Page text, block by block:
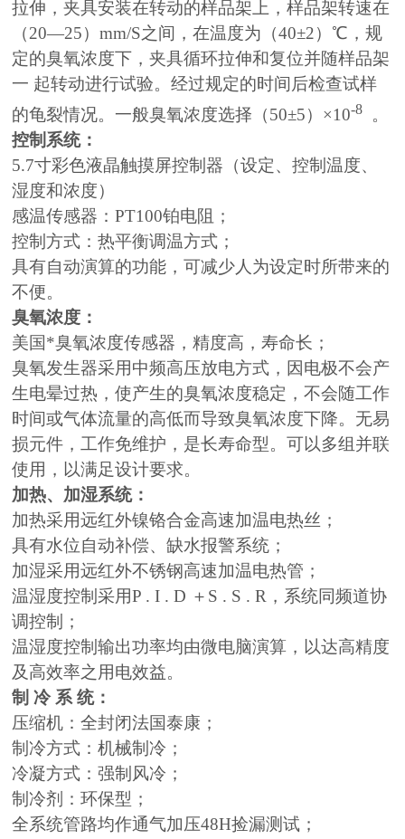
拉伸，夹具安装在转动的样品架上，样品架转速在
（20—25）mm/S之间，在温度为（40±2）℃，规
定的臭氧浓度下，夹具循环拉伸和复位并随样品架
一 起转动进行试验。经过规定的时间后检查试样
的龟裂情况。一般臭氧浓度选择（50±5）×10-8
。
控制 系统：
5.7寸彩色液晶触摸屏控制器（设定、控制温度、
湿度和浓度）
感温传感器：PT100铂电阻；
控制方式：热平衡调温方式；
具有自动演算的功能，可减少人为设定时所带来的
不便。
臭氧浓度：
美国*臭氧浓度传感器，精度高，寿命长；
臭氧发生器采用中频高压放电方式，因电极不会产
生电晕过热，使产生的臭氧浓度稳定，不会随工作
时间或气体流量的高低而导致臭氧浓度下降。无易
损元件，工作免维护，是长寿命型。可以多组并联
使用，以满足设计要求。
加热、加湿系统：
加热采用远红外镍铬合金高速加温电热丝；
具有水位自动补偿、缺水报警系统；
加湿采用远红外不锈钢高速加温电热管；
温湿度控制采用P . I . D ＋S . S . R，系统同频道协
调控制；
温湿度控制输出功率均由微电脑演算，以达高精度
及高效率之用电效益。
制 冷 系 统：
压缩机：全封闭法国泰康；
制冷方式：机械制冷；
冷凝方式：强制风冷；
制冷剂：环保型；
全系统管路均作通气加压48H捡漏测试；